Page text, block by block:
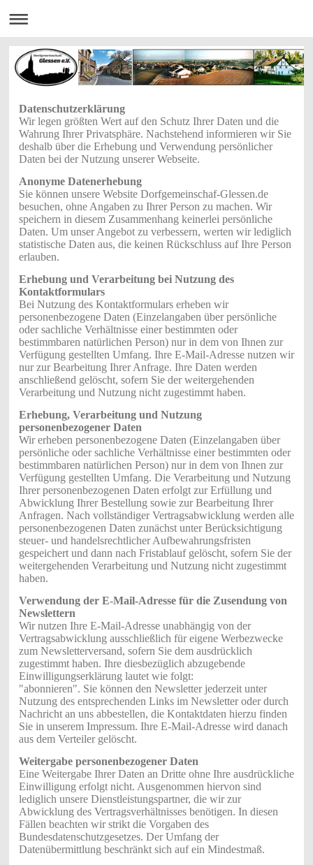
Datenschutzerklärung
Wir legen größten Wert auf den Schutz Ihrer Daten und die
Wahrung Ihrer Privatsphäre. Nachstehend informieren wir Sie
deshalb über die Erhebung und Verwendung persönlicher
Daten bei der Nutzung unserer Webseite.
Anonyme Datenerhebung
Sie können unsere Website Dorfgemeinschaf-Glessen.de
besuchen, ohne Angaben zu Ihrer Person zu machen. Wir
speichern in diesem Zusammenhang keinerlei persönliche
Daten. Um unser Angebot zu verbessern, werten wir lediglich
statistische Daten aus, die keinen Rückschluss auf Ihre Person
erlauben.
Erhebung und Verarbeitung bei Nutzung des
Kontaktformulars
Bei Nutzung des Kontaktformulars erheben wir
personenbezogene Daten (Einzelangaben über persönliche
oder sachliche Verhältnisse einer bestimmten oder
bestimmbaren natürlichen Person) nur in dem von Ihnen zur
Verfügung gestellten Umfang. Ihre E-Mail-Adresse nutzen wir
nur zur Bearbeitung Ihrer Anfrage. Ihre Daten werden
anschließend gelöscht, sofern Sie der weitergehenden
Verarbeitung und Nutzung nicht zugestimmt haben.
Erhebung, Verarbeitung und Nutzung
personenbezogener Daten
Wir erheben personenbezogene Daten (Einzelangaben über
persönliche oder sachliche Verhältnisse einer bestimmten oder
bestimmbaren natürlichen Person) nur in dem von Ihnen zur
Verfügung gestellten Umfang. Die Verarbeitung und Nutzung
Ihrer personenbezogenen Daten erfolgt zur Erfüllung und
Abwicklung Ihrer Bestellung sowie zur Bearbeitung Ihrer
Anfragen. Nach vollständiger Vertragsabwicklung werden alle
personenbezogenen Daten zunächst unter Berücksichtigung
steuer- und handelsrechtlicher Aufbewahrungsfristen
gespeichert und dann nach Fristablauf gelöscht, sofern Sie der
weitergehenden Verarbeitung und Nutzung nicht zugestimmt
haben.
Verwendung der E-Mail-Adresse für die Zusendung von
Newslettern
Wir nutzen Ihre E-Mail-Adresse unabhängig von der
Vertragsabwicklung ausschließlich für eigene Werbezwecke
zum Newsletterversand, sofern Sie dem ausdrücklich
zugestimmt haben. Ihre diesbezüglich abzugebende
Einwilligungserklärung lautet wie folgt:
"abonnieren". Sie können den Newsletter jederzeit unter
Nutzung des entsprechenden Links im Newsletter oder durch
Nachricht an uns abbestellen, die Kontaktdaten hierzu finden
Sie in unserem Impressum. Ihre E-Mail-Adresse wird danach
aus dem Verteiler gelöscht.
Weitergabe personenbezogener Daten
Eine Weitergabe Ihrer Daten an Dritte ohne Ihre ausdrückliche
Einwilligung erfolgt nicht. Ausgenommen hiervon sind
lediglich unsere Dienstleistungspartner, die wir zur
Abwicklung des Vertragsverhältnisses benötigen. In diesen
Fällen beachten wir strikt die Vorgaben des
Bundesdatenschutzgesetzes. Der Umfang der
Datenübermittlung beschränkt sich auf ein Mindestmaß.